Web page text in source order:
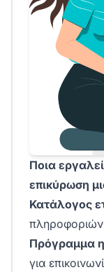
Ποια
επικύρωση
Κατάλογος
πληροφοριών
Πρόγραμμα
για